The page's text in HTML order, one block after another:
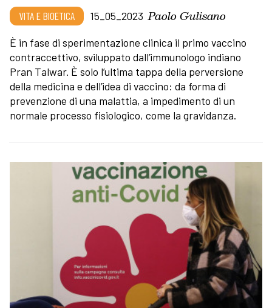
VITA E BIOETICA 15_05_2023 Paolo Gulisano
È in fase di sperimentazione clinica il primo vaccino
contraccettivo, sviluppato dall’immunologo indiano
Pran Talwar. È solo l’ultima tappa della perversione
della medicina e dell’idea di vaccino: da forma di
prevenzione di una malattia, a impedimento di un
normale processo fisiologico, come la gravidanza.